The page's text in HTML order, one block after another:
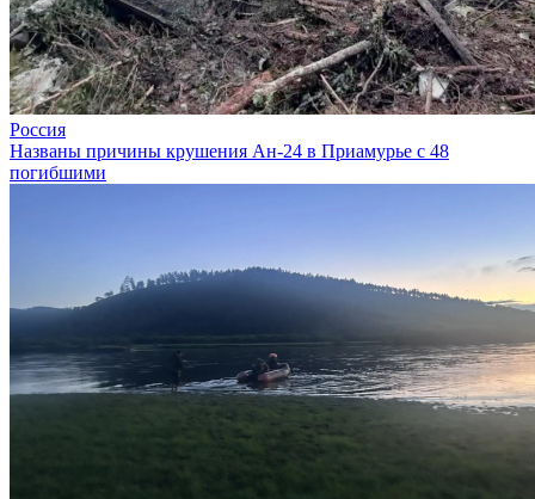
Россия
Названы причины крушения Ан-24 в Приамурье с 48
погибшими